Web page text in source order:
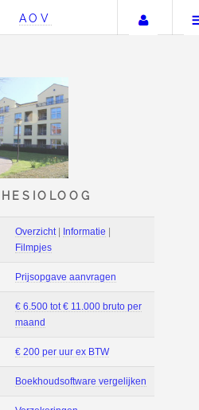
AOV Uw
ANESTHESIOLOOG
Prijsopgave